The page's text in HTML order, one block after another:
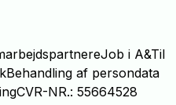
Job i A&Til
Behandling af persondata
CVR-NR.: 55664528